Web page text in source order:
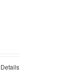
Details